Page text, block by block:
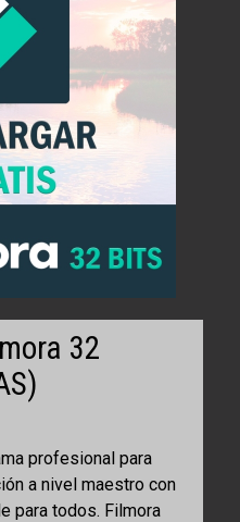
32
profesional para
a nivel maestro con
para todos. Filmora